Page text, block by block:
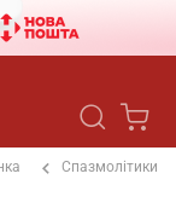
Спазмолітики